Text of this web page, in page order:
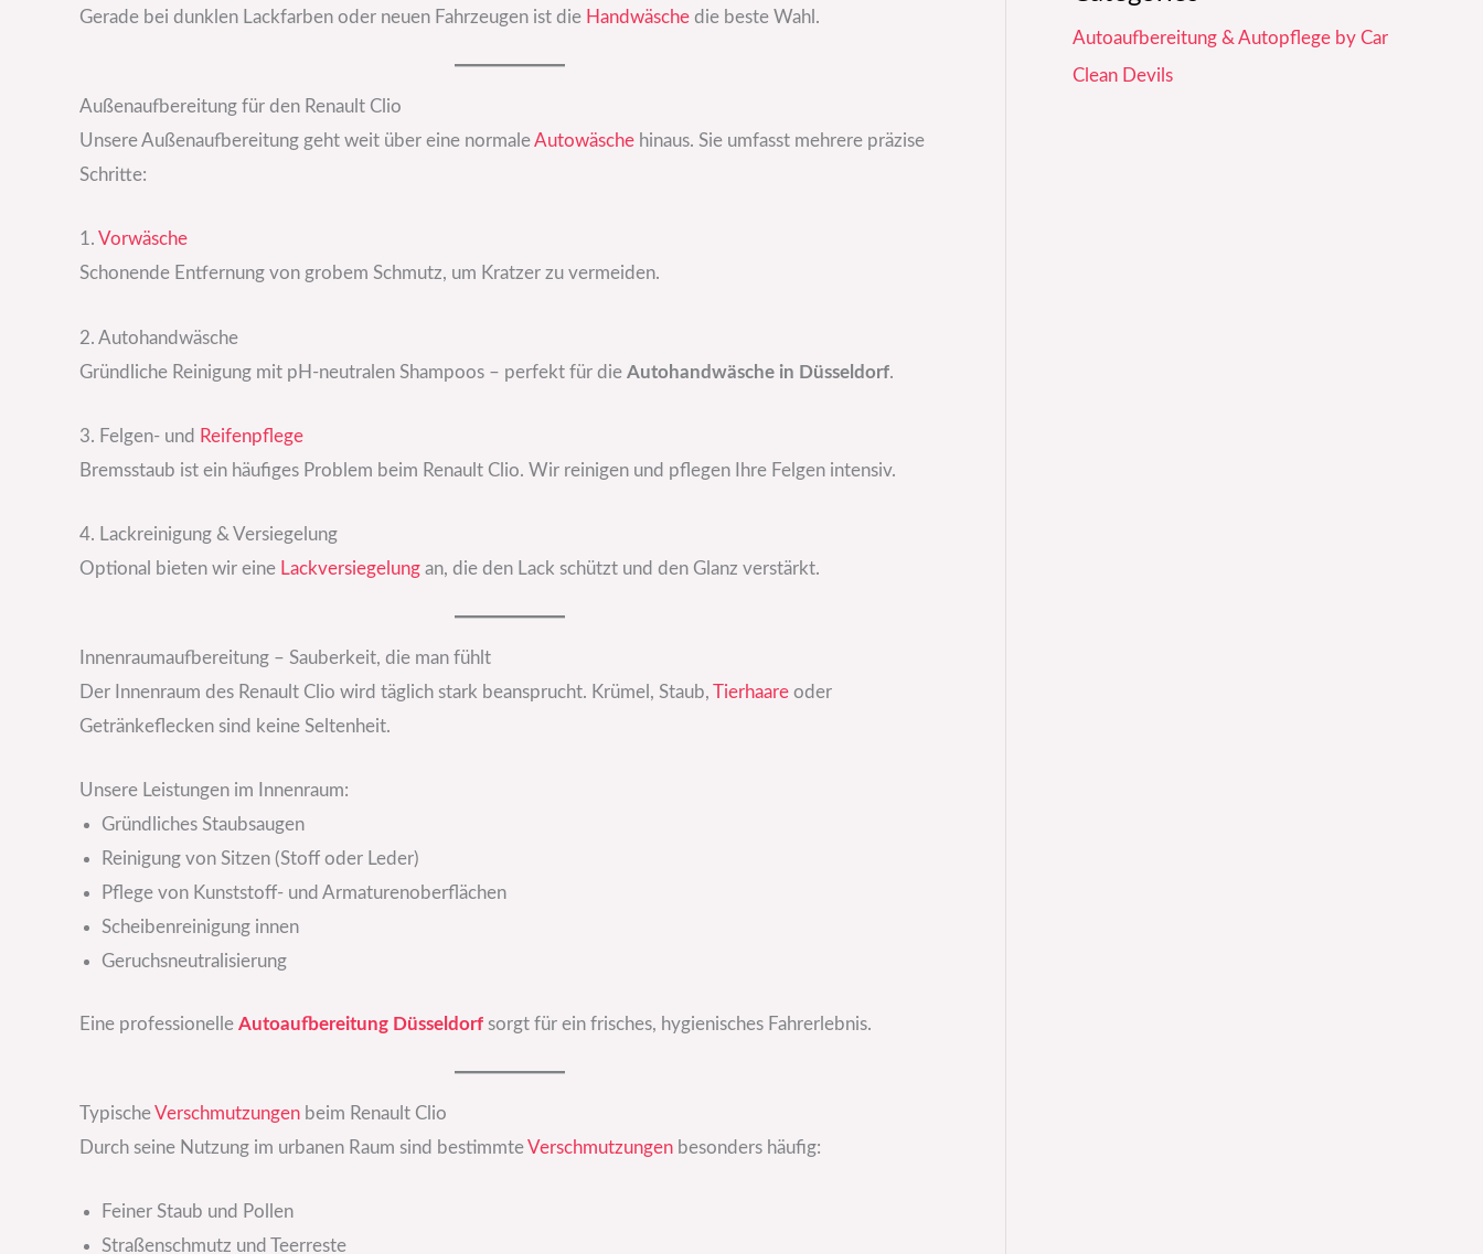
Gerade bei dunklen Lackfarben oder neuen Fahrzeugen ist die Handwäsche die beste Wahl.
Außenaufbereitung für den Renault Clio
Unsere Außenaufbereitung geht weit über eine normaleAutowäsche hinaus. Sie umfasst mehrere präzise
Schritte:
1. Vorwäsche
Schonende Entfernung von grobem Schmutz, um Kratzer zu vermeiden.
2. Autohandwäsche
Gründliche Reinigung mit pH-neutralen Shampoos – perfekt für die Autohandwäsche in Düsseldorf.
3. Felgen- und Reifenpflege
Bremsstaub ist ein häufiges Problem beim Renault Clio. Wir reinigen und pflegen Ihre Felgen intensiv.
4. Lackreinigung & Versiegelung
Optional bieten wir eine Lackversiegelung an, die den Lack schützt und den Glanz verstärkt.
Innenraumaufbereitung – Sauberkeit, die man fühlt
Der Innenraum des Renault Clio wird täglich stark beansprucht. Krümel, Staub, Tierhaare oder
Getränkeflecken sind keine Seltenheit.
Unsere Leistungen im Innenraum:
Gründliches Staubsaugen
Reinigung von Sitzen (Stoff oder Leder)
Pflege von Kunststoff- und Armaturenoberflächen
Scheibenreinigung innen
Geruchsneutralisierung
Eine professionelle Autoaufbereitung Düsseldorf sorgt für ein frisches, hygienisches Fahrerlebnis.
TypischeVerschmutzungen beim Renault Clio
Durch seine Nutzung im urbanen Raum sind bestimmteVerschmutzungen besonders häufig:
Feiner Staub und Pollen
Straßenschmutz und Teerreste
Autoaufbereitung & Autopflege by Car
Clean Devils